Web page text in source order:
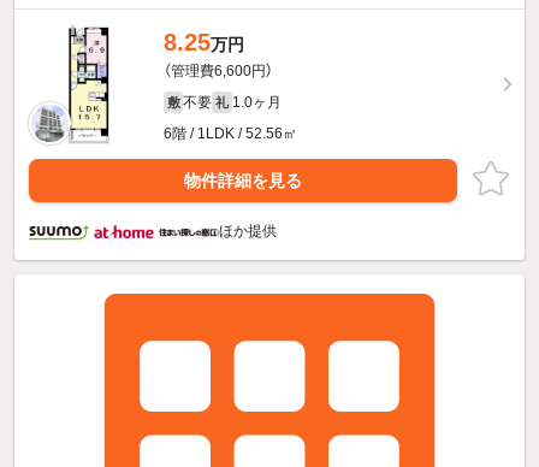
8.25万円
（管理費6,600円）
敷 不要 礼 1.0ヶ月
6階 / 1LDK / 52.56㎡
物件詳細を見る
ほか提供